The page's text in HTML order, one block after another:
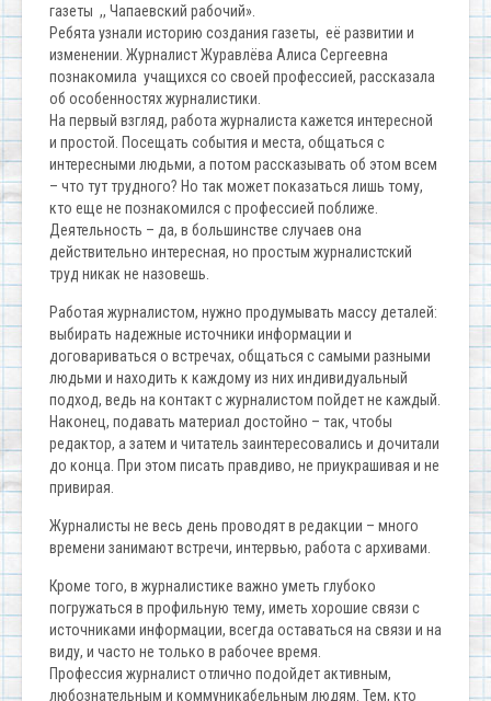
газеты ,, Чапаевский рабочий».
Ребята узнали историю создания газеты, её развитии и
изменении. Журналист Журавлёва Алиса Сергеевна
познакомила учащихся со своей профессией, рассказала
об особенностях журналистики.
На первый взгляд, работа журналиста кажется интересной
и простой. Посещать события и места, общаться с
интересными людьми, а потом рассказывать об этом всем
– что тут трудного? Но так может показаться лишь тому,
кто еще не познакомился с профессией поближе.
Деятельность – да, в большинстве случаев она
действительно интересная, но простым журналистский
труд никак не назовешь.
Работая журналистом, нужно продумывать массу деталей:
выбирать надежные источники информации и
договариваться о встречах, общаться с самыми разными
людьми и находить к каждому из них индивидуальный
подход, ведь на контакт с журналистом пойдет не каждый.
Наконец, подавать материал достойно – так, чтобы
редактор, а затем и читатель заинтересовались и дочитали
до конца. При этом писать правдиво, не приукрашивая и не
привирая.
Журналисты не весь день проводят в редакции – много
времени занимают встречи, интервью, работа с архивами.
Кроме того, в журналистике важно уметь глубоко
погружаться в профильную тему, иметь хорошие связи с
источниками информации, всегда оставаться на связи и на
виду, и часто не только в рабочее время.
Профессия журналист отлично подойдет активным,
любознательным и коммуникабельным людям. Тем, кто